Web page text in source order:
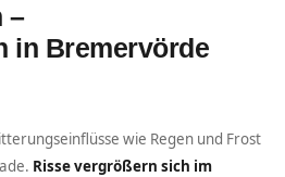
–
in Bremervörde
wie Regen und Frost
Risse vergrößern sich im